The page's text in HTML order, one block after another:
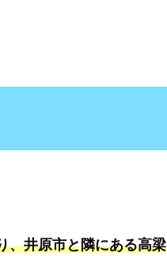
、井原市と隣にある高梁